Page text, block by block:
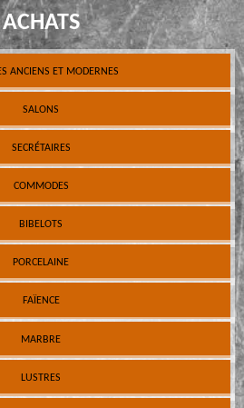
ACHATS
ANCIENS ET MODERNES
SALONS
SECRÉTAIRES
COMMODES
BIBELOTS
PORCELAINE
FAÏENCE
MARBRE
LUSTRES